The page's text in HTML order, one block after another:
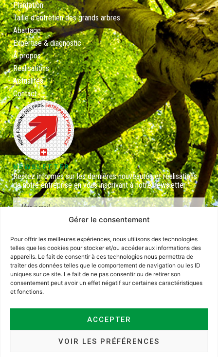
Gérer le consentement
Pour offrir les meilleures expériences, nous utilisons des technologies
telles que les cookies pour stocker et/ou accéder aux informations des
appareils. Le fait de consentir à ces technologies nous permettra de
traiter des données telles que le comportement de navigation ou les ID
uniques sur ce site. Le fait de ne pas consentir ou de retirer son
consentement peut avoir un effet négatif sur certaines caractéristiques
et fonctions.
ACCEPTER
VOIR LES PRÉFÉRENCES
Plantation
Taille d’entretien des grands arbres
Abattage
Expertise & diagnostic
À propos
Réalisations
Actualités
Contact
NEWSLETTER
Restez informés sur les dernières nouveautés et réalisations
de notre entreprise en vous inscrivant à notre newsletter.
.En savoir plus.
S'INSCRIRE
JURIDIQUE
Impressum